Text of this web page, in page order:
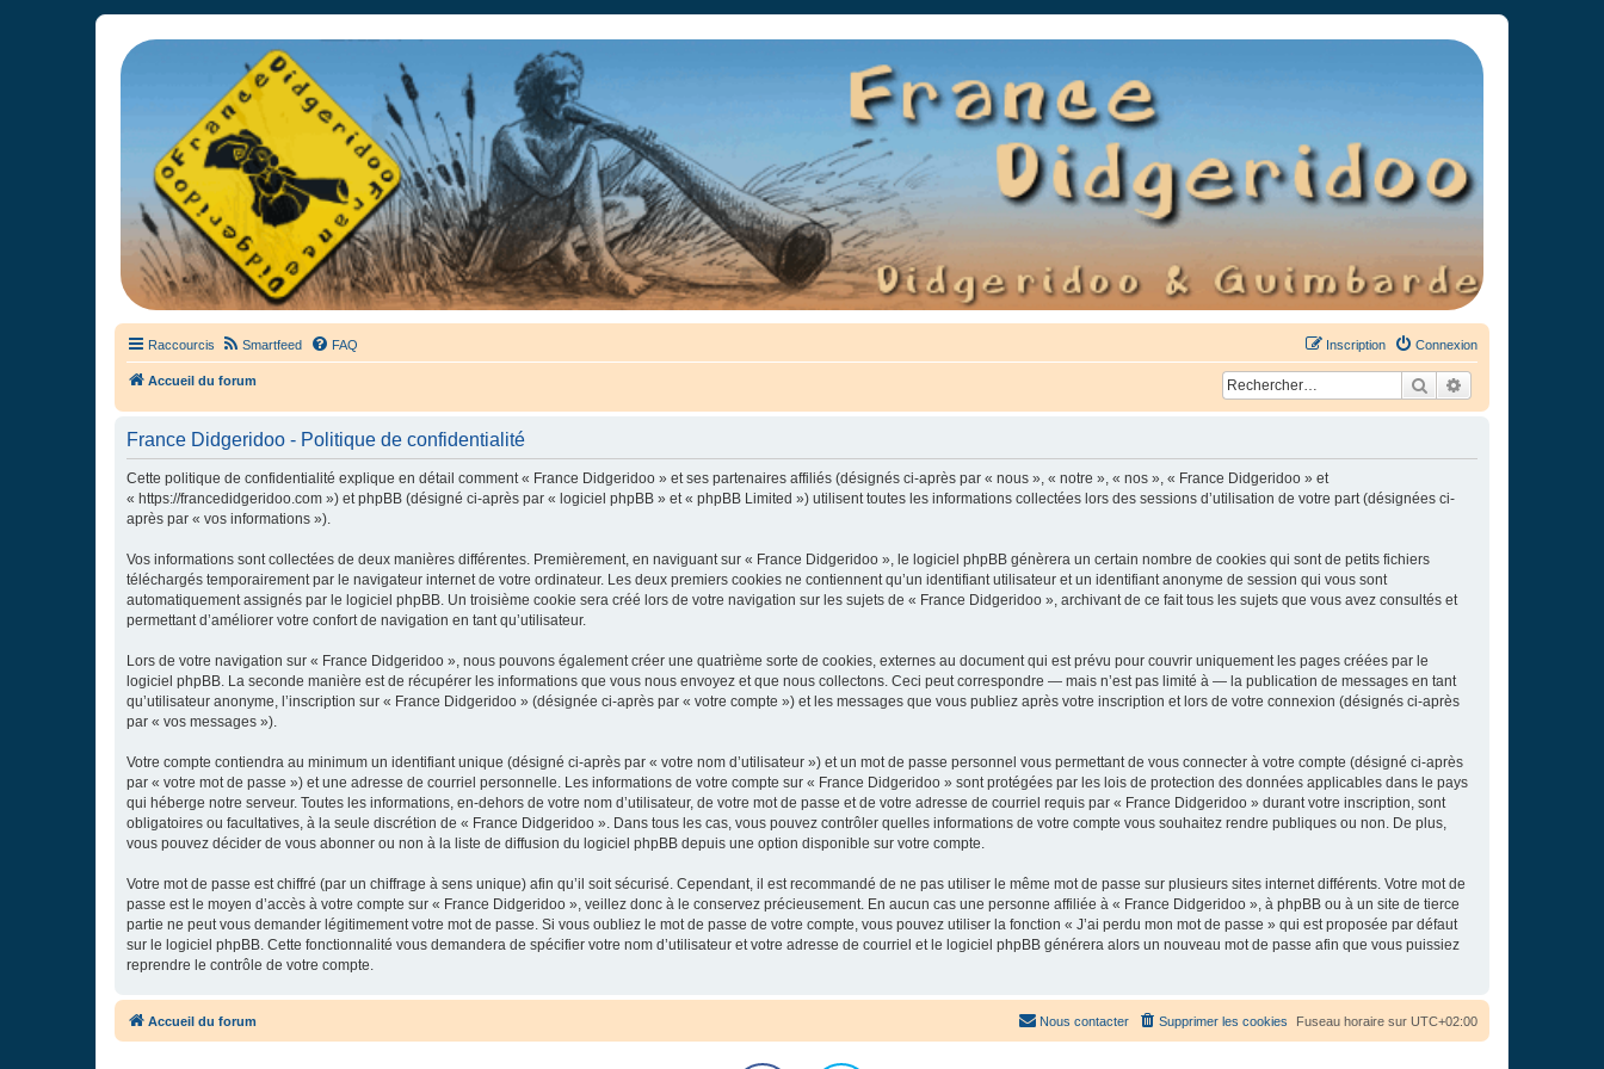
France Didgeridoo
Didgeridoo et Guimbarde sur France Didgeridoo - retrouvez la communauté.
Raccourcis Smartfeed FAQ Connexion
Inscription
Accueil du forum Rechercher
France Didgeridoo - Politique de confidentialité
Cette politique de confidentialité explique en détail comment « France Didgeridoo » et ses partenaires affiliés (désignés ci-après par « nous », « notre », « nos », « France Didgeridoo » et
« https://francedidgeridoo.com ») et phpBB (désigné ci-après par « logiciel phpBB » et « phpBB Limited ») utilisent toutes les informations collectées lors des sessions d’utilisation de votre part (désignées ci-
après par « vos informations »).
Vos informations sont collectées de deux manières différentes. Premièrement, en naviguant sur « France Didgeridoo », le logiciel phpBB génèrera un certain nombre de cookies qui sont de petits fichiers
téléchargés temporairement par le navigateur internet de votre ordinateur. Les deux premiers cookies ne contiennent qu’un identifiant utilisateur et un identifiant anonyme de session qui vous sont
automatiquement assignés par le logiciel phpBB. Un troisième cookie sera créé lors de votre navigation sur les sujets de « France Didgeridoo », archivant de ce fait tous les sujets que vous avez consultés et
permettant d’améliorer votre confort de navigation en tant qu’utilisateur.
Lors de votre navigation sur « France Didgeridoo », nous pouvons également créer une quatrième sorte de cookies, externes au document qui est prévu pour couvrir uniquement les pages créées par le
logiciel phpBB. La seconde manière est de récupérer les informations que vous nous envoyez et que nous collectons. Ceci peut correspondre — mais n’est pas limité à — la publication de messages en tant
qu’utilisateur anonyme, l’inscription sur « France Didgeridoo » (désignée ci-après par « votre compte ») et les messages que vous publiez après votre inscription et lors de votre connexion (désignés ci-après
par « vos messages »).
Votre compte contiendra au minimum un identifiant unique (désigné ci-après par « votre nom d’utilisateur ») et un mot de passe personnel vous permettant de vous connecter à votre compte (désigné ci-après
par « votre mot de passe ») et une adresse de courriel personnelle. Les informations de votre compte sur « France Didgeridoo » sont protégées par les lois de protection des données applicables dans le pays
qui héberge notre serveur. Toutes les informations, en-dehors de votre nom d’utilisateur, de votre mot de passe et de votre adresse de courriel requis par « France Didgeridoo » durant votre inscription, sont
obligatoires ou facultatives, à la seule discrétion de « France Didgeridoo ». Dans tous les cas, vous pouvez contrôler quelles informations de votre compte vous souhaitez rendre publiques ou non. De plus,
vous pouvez décider de vous abonner ou non à la liste de diffusion du logiciel phpBB depuis une option disponible sur votre compte.
Votre mot de passe est chiffré (par un chiffrage à sens unique) afin qu’il soit sécurisé. Cependant, il est recommandé de ne pas utiliser le même mot de passe sur plusieurs sites internet différents. Votre mot de
passe est le moyen d’accès à votre compte sur « France Didgeridoo », veillez donc à le conservez précieusement. En aucun cas une personne affiliée à « France Didgeridoo », à phpBB ou à un site de tierce
partie ne peut vous demander légitimement votre mot de passe. Si vous oubliez le mot de passe de votre compte, vous pouvez utiliser la fonction « J’ai perdu mon mot de passe » qui est proposée par défaut
sur le logiciel phpBB. Cette fonctionnalité vous demandera de spécifier votre nom d’utilisateur et votre adresse de courriel et le logiciel phpBB générera alors un nouveau mot de passe afin que vous puissiez
reprendre le contrôle de votre compte.
Accueil du forum Fuseau horaire sur UTC+02:00
Supprimer les cookies
Nous contacter